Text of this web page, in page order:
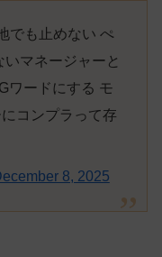
でも止めない ぺ
マネージャーと
ワードにする モ
コンプラって存
8, 2025